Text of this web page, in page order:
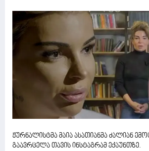
ჟურნალისტმა მაია ასათიანმა ძალიან
გაავრცელა თავის ინსტაგრამ ექაუნთზე.